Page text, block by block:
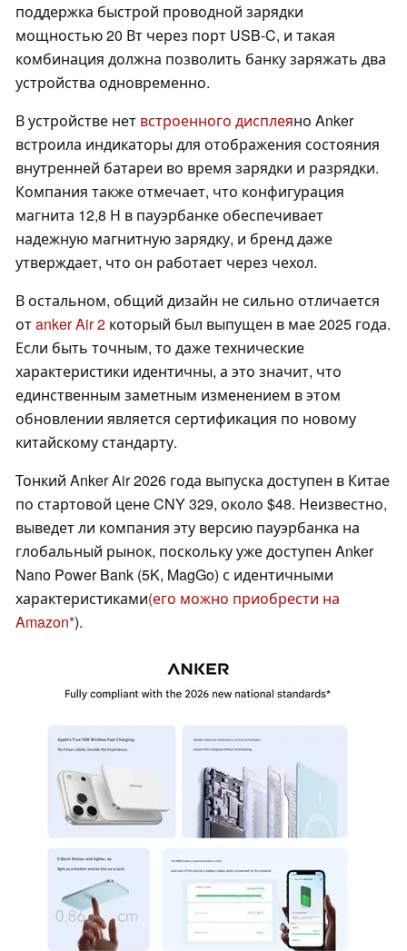
поддержка быстрой проводной зарядки
мощностью 20 Вт через порт USB-C, и такая
комбинация должна позволить банку заряжать два
устройства одновременно.
В устройстве нет встроенного дисплеяно Anker
встроила индикаторы для отображения состояния
внутренней батареи во время зарядки и разрядки.
Компания также отмечает, что конфигурация
магнита 12,8 Н в пауэрбанке обеспечивает
надежную магнитную зарядку, и бренд даже
утверждает, что он работает через чехол.
В остальном, общий дизайн не сильно отличается
отanker Air 2 который был выпущен в мае 2025 года.
Если быть точным, то даже технические
характеристики идентичны, а это значит, что
единственным заметным изменением в этом
обновлении является сертификация по новому
китайскому стандарту.
Тонкий Anker Air 2026 года выпуска доступен в Китае
по стартовой цене CNY 329, около $48. Неизвестно,
выведет ли компания эту версию пауэрбанка на
глобальный рынок, поскольку уже доступен Anker
Nano Power Bank (5K, MagGo) с идентичными
характеристиками(его можно приобрести на
Amazon ).